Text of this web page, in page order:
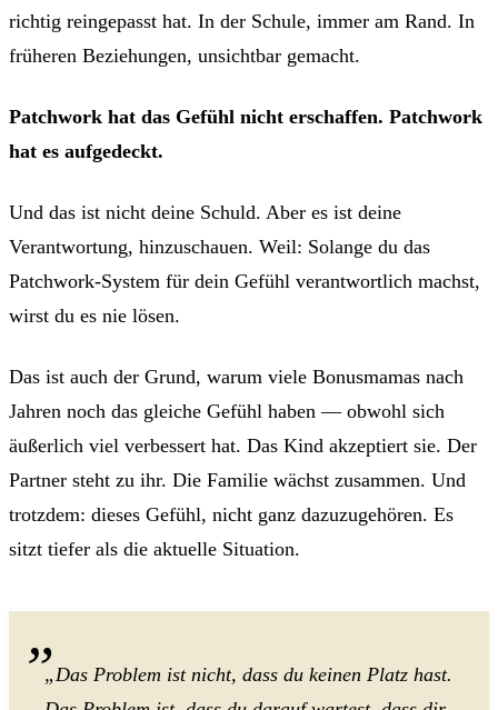
richtig reingepasst hat. In der Schule, immer am Rand. In
früheren Beziehungen, unsichtbar gemacht.
Patchwork hat das Gefühl nicht erschaffen. Patchwork
hat es aufgedeckt.
Und das ist nicht deine Schuld. Aber es ist deine
Verantwortung, hinzuschauen. Weil: Solange du das
Patchwork-System für dein Gefühl verantwortlich machst,
wirst du es nie lösen.
Das ist auch der Grund, warum viele Bonusmamas nach
Jahren noch das gleiche Gefühl haben — obwohl sich
äußerlich viel verbessert hat. Das Kind akzeptiert sie. Der
Partner steht zu ihr. Die Familie wächst zusammen. Und
trotzdem: dieses Gefühl, nicht ganz dazuzugehören. Es
sitzt tiefer als die aktuelle Situation.
„Das Problem ist nicht, dass du keinen Platz hast.